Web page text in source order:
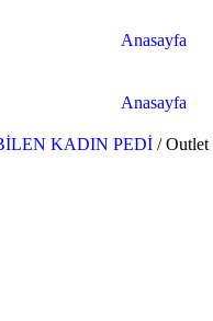
Anasayfa
Anasayfa
KADIN PEDİ / Outlet